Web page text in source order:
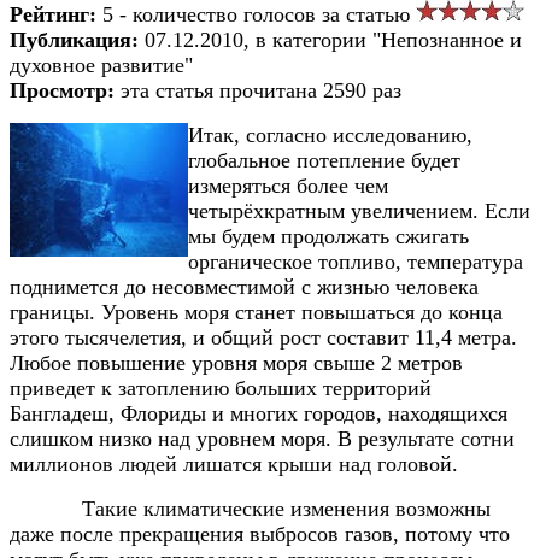
Рейтинг: 5 - количество голосов за статью
Публикация: 07.12.2010, в категории "Непознанное и
духовное развитие"
Просмотр: эта статья прочитана 2590 раз
Итак, согласно исследованию,
глобальное потепление будет
измеряться более чем
четырёхкратным увеличением. Если
мы будем продолжать сжигать
органическое топливо, температура
поднимется до несовместимой с жизнью человека
границы. Уровень моря станет повышаться до конца
этого тысячелетия, и общий рост составит 11,4 метра.
Любое повышение уровня моря свыше 2 метров
приведет к затоплению больших территорий
Бангладеш, Флориды и многих городов, находящихся
слишком низко над уровнем моря. В результате сотни
миллионов людей лишатся крыши над головой.
Такие климатические изменения возможны
даже после прекращения выбросов газов, потому что